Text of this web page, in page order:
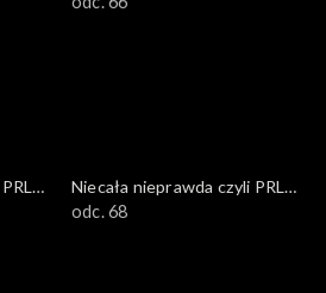
Niecała nieprawda czyli PRL
w DTV
odc. 68